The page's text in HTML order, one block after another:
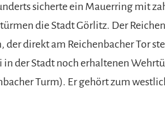
sicherte ein Mauerring mit
die Stadt Görlitz. Der
direkt am Reichenbacher Tor
in der Stadt noch erhaltenen
Turm). Er gehört zum